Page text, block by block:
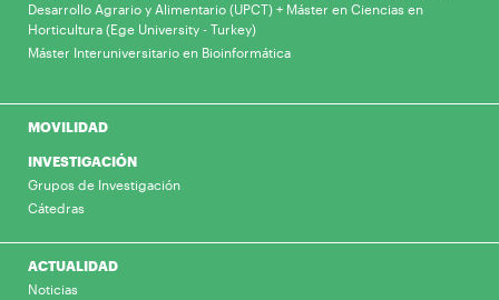
Desarrollo Agrario y Alimentario (UPCT) + Máster en Ciencias en
Horticultura (Ege University - Turkey)
Máster Interuniversitario en Bioinformática
MOVILIDAD
INVESTIGACIÓN
Grupos de Investigación
Cátedras
ACTUALIDAD
Noticias